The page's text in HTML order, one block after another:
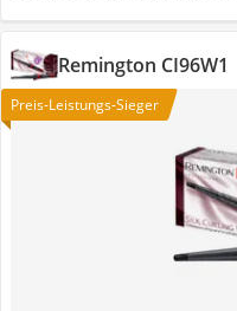
Remington CI96W1
Preis-Leistungs-Sieger